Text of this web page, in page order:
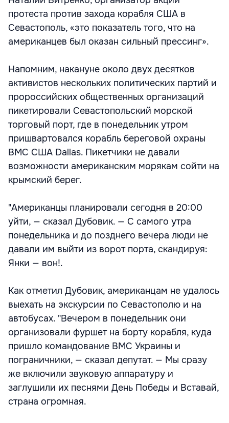
протеста против захода корабля США в
Севастополь, «это показатель того, что на
американцев был оказан сильный прессинг».
Напомним, накануне около двух десятков
активистов нескольких политических партий и
пророссийских общественных организаций
пикетировали Севастопольский морской
торговый порт, где в понедельник утром
пришвартовался корабль береговой охраны
ВМС США Dallas. Пикетчики не давали
возможности американским морякам сойти на
крымский берег.
"Американцы планировали сегодня в 20:00
уйти, — сказал Дубовик. — С самого утра
понедельника и до позднего вечера люди не
давали им выйти из ворот порта, скандируя:
Янки — вон!.
Как отметил Дубовик, американцам не удалось
выехать на экскурсии по Севастополю и на
автобусах. "Вечером в понедельник они
организовали фуршет на борту корабля, куда
пришло командование ВМС Украины и
пограничники, — сказал депутат. — Мы сразу
же включили звуковую аппаратуру и
заглушили их песнями День Победы и Вставай,
страна огромная.